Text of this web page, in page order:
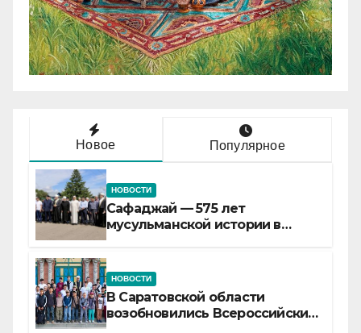
Новое Популярное
НОВОСТИ
Сафаджай — 575 лет
мусульманской истории в
НОВОСТИ
В Саратовской области
возобновились Всероссийские